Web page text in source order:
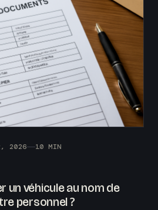
2026 10 MIN
un véhicule au nom de
personnel ?